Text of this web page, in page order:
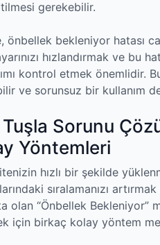
gerekebilir.
önbellek bekleniyor hatası
hızlandırmak ve bu
kontrol etmek önemlidir.
ve sorunsuz bir kullanım
Sorunu
Yöntemleri
hızlı bir şekilde
sıralamanızı
olan “Önbellek Bekleniyor”
için birkaç kolay yöntem